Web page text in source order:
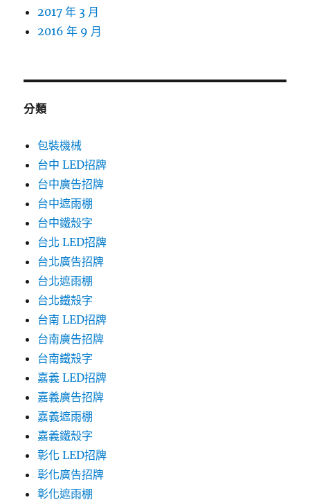
2017 年 3 月
2016 年 9 月
分類
包裝機械
台中 LED招牌
台中廣告招牌
台中遮雨棚
台中鐵殼字
台北 LED招牌
台北廣告招牌
台北遮雨棚
台北鐵殼字
台南 LED招牌
台南廣告招牌
台南鐵殼字
嘉義 LED招牌
嘉義廣告招牌
嘉義遮雨棚
嘉義鐵殼字
彰化 LED招牌
彰化廣告招牌
彰化遮雨棚